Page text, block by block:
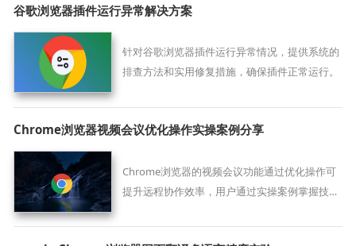
软件获取逻辑，全方位保障您的账号密码与上网
谷歌浏览器插件运行异常解决方案
针对谷歌浏览器插件运行异常情况，提供系统的
排查方法和实用修复措施，确保插件正常运行。
Chrome浏览器视频会议优化操作实操案例分享
Chrome浏览器的视频会议功能通过优化操作可
提升远程协作效率，用户通过实操案例掌握技
议体验。